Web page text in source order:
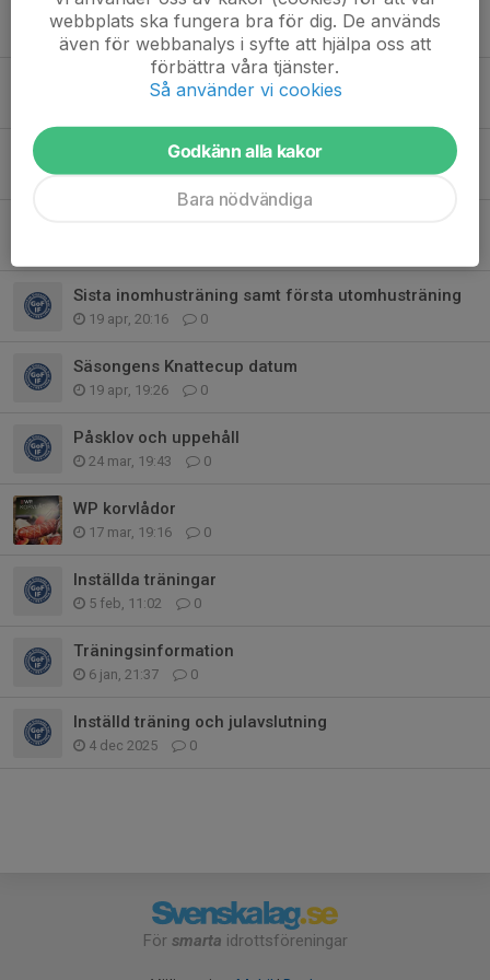
Parkering Stehag 10/5
10 maj, 08:05 0
Knattecupen i Stehag sön 10/5
Träningsinformation
29 apr, 22:13 0
Sista inomhusträning samt första utomhusträning
19 apr, 20:16 0
Säsongens Knattecup datum
19 apr, 19:26 0
Påsklov och uppehåll
24 mar, 19:43 0
WP korvlådor
17 mar, 19:16 0
Inställda träningar
5 feb, 11:02 0
Träningsinformation
6 jan, 21:37 0
Inställd träning och julavslutning
4 dec 2025 0
För smarta idrottsföreningar
webbplats ska fungera bra för dig. De används
även för webbanalys i syfte att hjälpa oss att
förbättra våra tjänster.
Så använder vi cookies
Godkänn alla kakor
Bara nödvändiga